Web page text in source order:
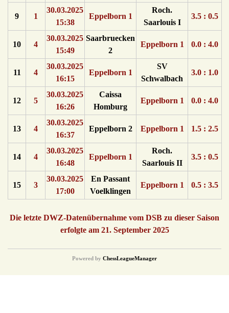
9 1
30.03.2025
15:38
Eppelborn 1
Roch.
Saarlouis I
3.5 : 0.5
10 4
30.03.2025
15:49
Saarbruecken
2
Eppelborn 1 0.0 : 4.0
11 4
30.03.2025
16:15
Eppelborn 1
SV
Schwalbach
3.0 : 1.0
12 5
30.03.2025
16:26
Caissa
Homburg
Eppelborn 1 0.0 : 4.0
13 4
30.03.2025
16:37
Eppelborn 2 Eppelborn 1 1.5 : 2.5
14 4
30.03.2025
16:48
Eppelborn 1
Roch.
Saarlouis II
3.5 : 0.5
15 3
30.03.2025
17:00
En Passant
Voelklingen
Eppelborn 1 0.5 : 3.5
Die letzte DWZ-Datenübernahme vom DSB zu dieser Saison
erfolgte am 21. September 2025
Powered by ChessLeagueManager